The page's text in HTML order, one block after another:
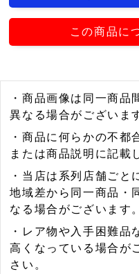
この商品に
・商品画像は同一商品
異なる場合がございま
・商品に何らかの不都
または商品説明に記載
・当店は系列店舗ごと
地域差から同一商品・
なる場合がございます。
・レア物や入手困難品
高くなっている場合が
さい。